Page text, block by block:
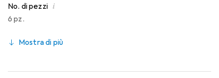
No. di pezzi i
6 pz.
Mostra di più